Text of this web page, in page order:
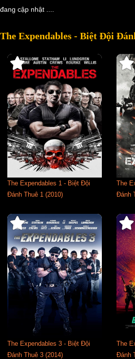
đang cập nhật ....
The Expendables - Biệt Đội
The Expendables 1 - Biệt Đội
Đánh Thuê 1 (2010)
The
Đánh
The Expendables 3 - Biệt Đội
Đánh Thuê 3 (2014)
The
Đánh